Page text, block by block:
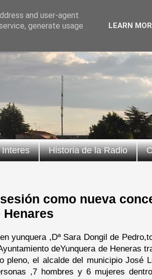
Interes Historia de la Radio
como nueva
yunquera ,Dª Sara Dongil de
deYunquera de Heneras
pleno, el alcalde del municipio José
,7 hombres y 6 mujeres
and user-agent
generate usage
LEARN